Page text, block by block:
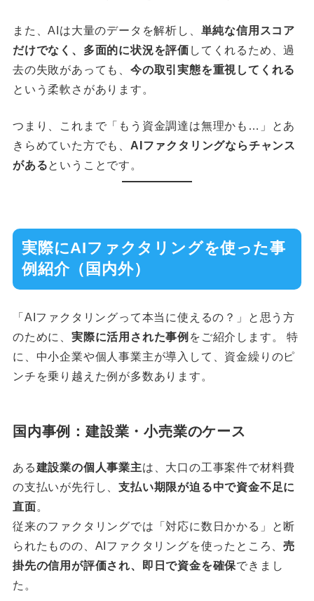
また、AIは大量のデータを解析し、 単純な信用スコア
だけでなく、多面的に状況を評価 してくれるため、過
去の失敗があっても、 今の取引実態を重視してくれる
という柔軟さがあります。
つまり、これまで「もう資金調達は無理かも…」とあ
きらめていた方でも、 AIファクタリングならチャンス
があるということです。
実際にAIファクタリングを使った事
例紹介（国内外）
「AIファクタリングって本当に使えるの？」と思う方
のために、 実際に活用された事例 をご紹介します。 特
に、中小企業や個人事業主が導入して、資金繰りのピ
ンチを乗り越えた例が多数あります。
国内事例：建設業・小売業のケース
ある建設業の個人事業主は、大口の工事案件で材料費
の支払いが先行し、支払い期限が迫る中で資金不足に
直面。
従来のファクタリングでは「対応に数日かかる」と断
られたものの、AIファクタリングを使ったところ、売
掛先の信用が評価され、即日で資金を確保できまし
た。